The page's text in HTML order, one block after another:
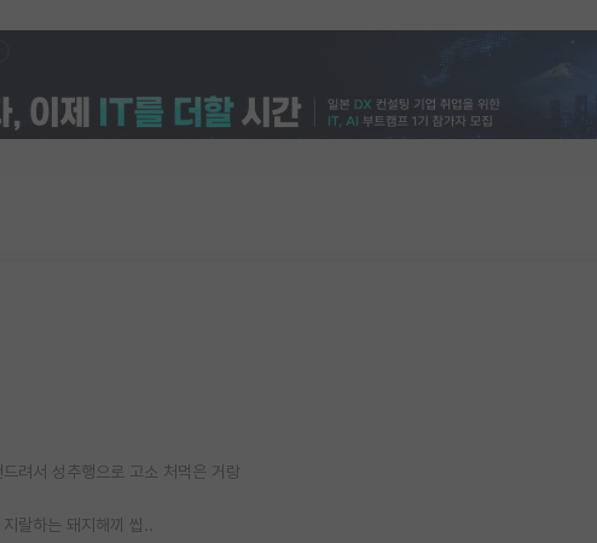
려서 성추행으로 고소 처먹은 거랑
랄하는 돼지해끼 씹..